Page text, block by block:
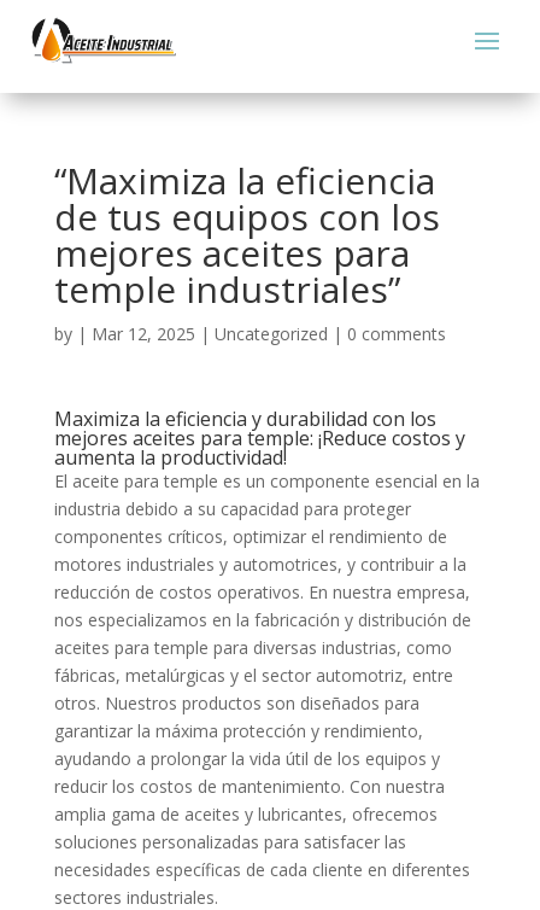
“Maximiza la eficiencia
de tus equipos con los
mejores aceites para
temple industriales”
by | Mar 12, 2025 | Uncategorized | 0 comments
Maximiza la eficiencia y durabilidad con los
mejores aceites para temple: ¡Reduce costos y
aumenta la productividad!
El aceite para temple es un componente esencial en la
industria debido a su capacidad para proteger
componentes críticos, optimizar el rendimiento de
motores industriales y automotrices, y contribuir a la
reducción de costos operativos. En nuestra empresa,
nos especializamos en la fabricación y distribución de
aceites para temple para diversas industrias, como
fábricas, metalúrgicas y el sector automotriz, entre
otros. Nuestros productos son diseñados para
garantizar la máxima protección y rendimiento,
ayudando a prolongar la vida útil de los equipos y
reducir los costos de mantenimiento. Con nuestra
amplia gama de aceites y lubricantes, ofrecemos
soluciones personalizadas para satisfacer las
necesidades específicas de cada cliente en diferentes
sectores industriales.